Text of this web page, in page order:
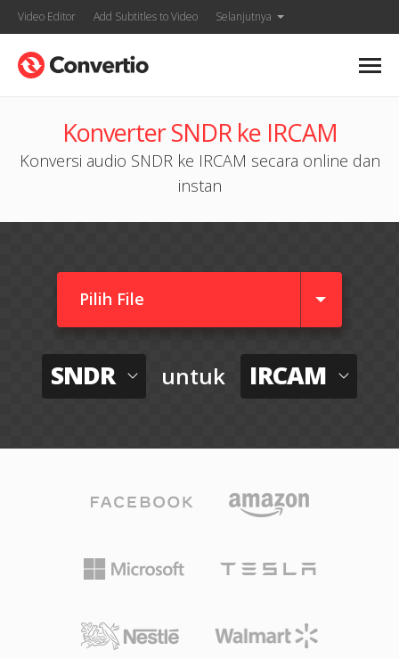
Video Editor Add Subtitles to Video Selanjutnya
Konverter SNDR ke IRCAM
Konversi audio SNDR ke IRCAM secara online dan
instan
Pilih File
SNDR untuk IRCAM